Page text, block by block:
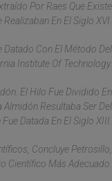
Por Raes Que Existe
En El Siglo XVI.
Datado Con El Método Del
Institute Of Technology.
El Hilo Fue Dividido En
Almidón Resultaba Ser Del
Datada En El Siglo XIII.
Concluye Petrosillo,
Científico Más Adecuado.